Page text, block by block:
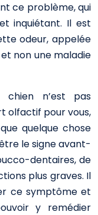
ce problème, qui
inquiétant. Il est
odeur, appelée
non une maladie
chien n’est pas
olfactif pour vous,
quelque chose
le signe avant-
dentaires, de
plus graves. Il
ce symptôme et
y remédier